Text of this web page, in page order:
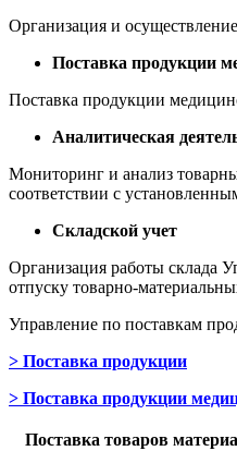
Организация и
Поставка продукции
Поставка продукции
Аналитическая
Мониторинг и анализ
соответствии с
Складской учет
Организация работы склада
отпуску товарно-
Управление по поставкам
> Поставка продукции
> Поставка продукции
Поставка товаров